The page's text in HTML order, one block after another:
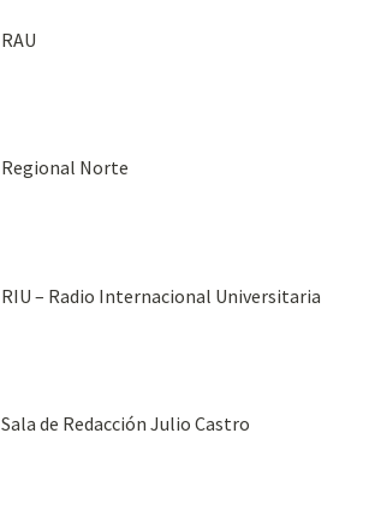
RAU
Regional Norte
RIU – Radio Internacional Universitaria
Sala de Redacción Julio Castro